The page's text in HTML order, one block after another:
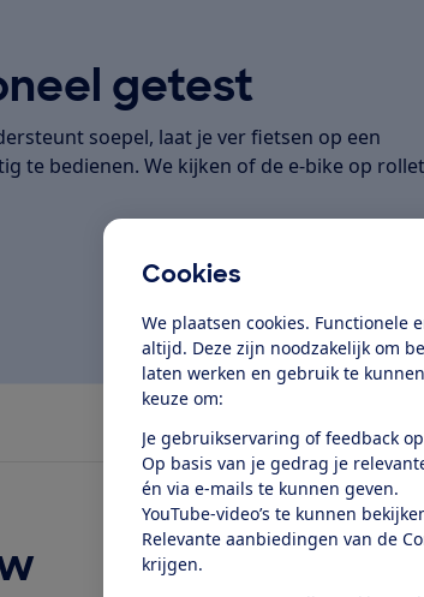
Cookies
We plaatsen cookies. Functionele
altijd. Deze zijn noodzakelijk om
laten werken en gebruik te
keuze om:
Je gebruikservaring of feedback
Op basis van je gedrag je
én via e-mails te kunnen geven.
YouTube-video’s te kunnen
Relevante aanbiedingen van de
krijgen.
getest
soepel, laat je ver fietsen op een
te bedienen. We kijken of de e-bike op